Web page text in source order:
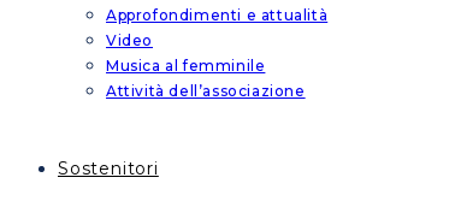
Approfondimenti e attualità
Video
Musica al femminile
Attività dell’associazione
Sostenitori